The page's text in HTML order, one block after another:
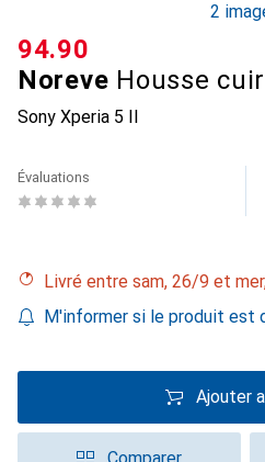
2
Noreve Housse cuir
Sony Xperia 5 II
CHF
94.90
Évaluations
Livré entre sam, 26/9 et
M'informer si le produit est
Ajouter